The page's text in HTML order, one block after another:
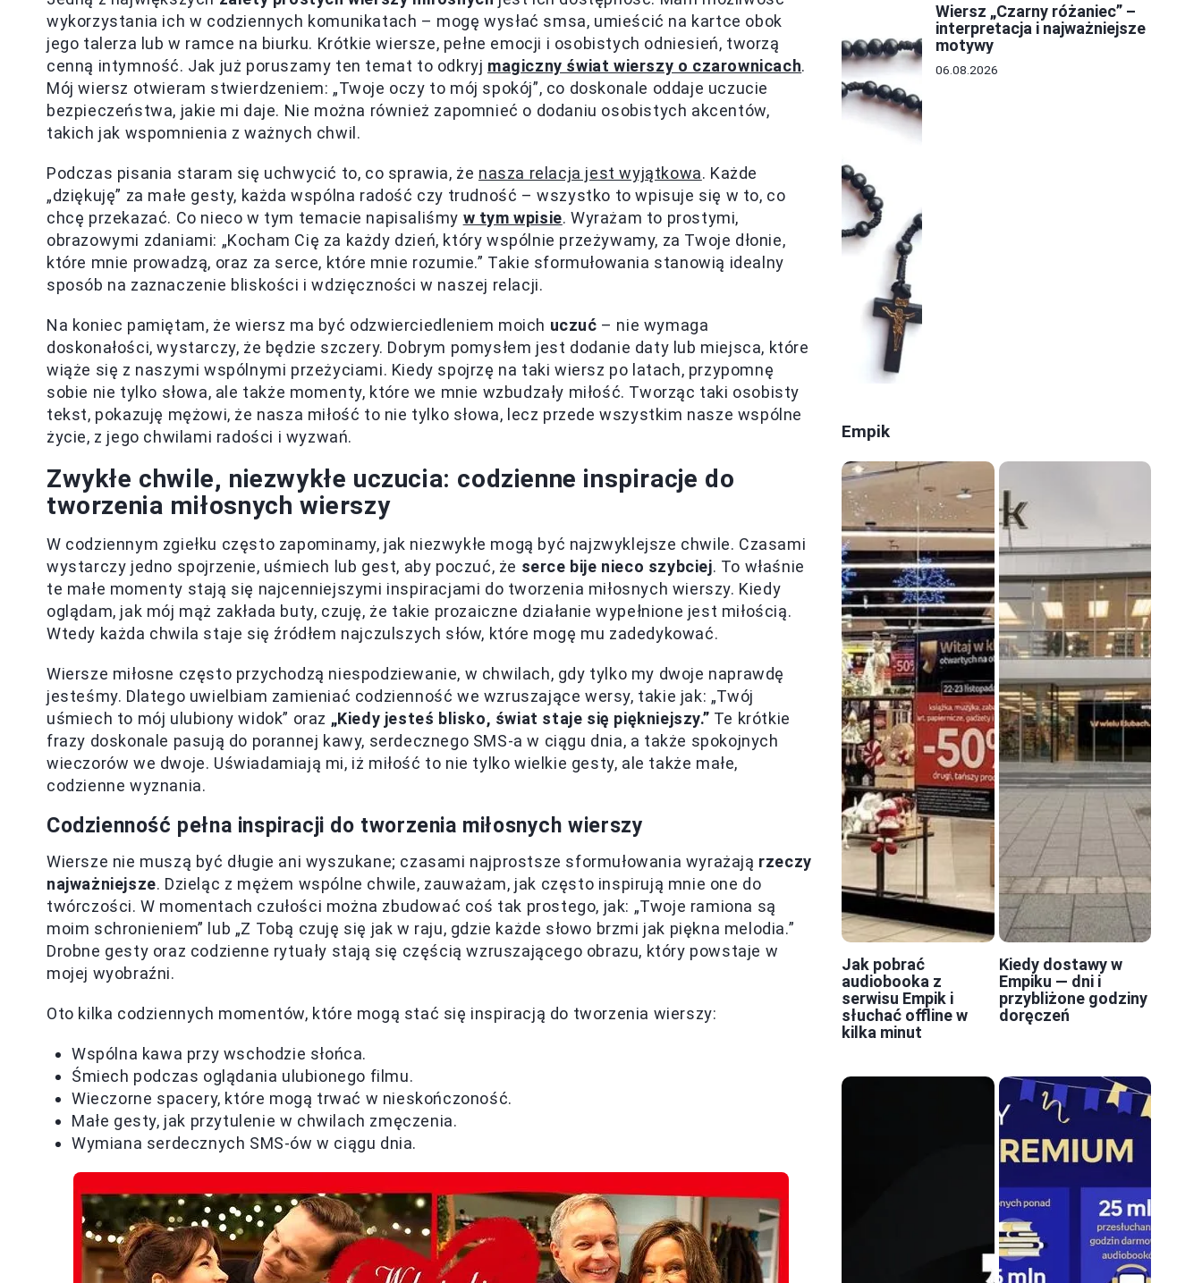
wykorzystania ich w codziennych komunikatach – mogę wysłać smsa, umieścić na kartce obok
jego talerza lub w ramce na biurku. Krótkie wiersze, pełne emocji i osobistych odniesień, tworzą
cenną intymność. Jak już poruszamy ten temat to odkryj magiczny świat wierszy o czarownicach.
Mój wiersz otwieram stwierdzeniem: „Twoje oczy to mój spokój”, co doskonale oddaje uczucie
bezpieczeństwa, jakie mi daje. Nie można również zapomnieć o dodaniu osobistych akcentów,
takich jak wspomnienia z ważnych chwil.
Podczas pisania staram się uchwycić to, co sprawia, że nasza relacja jest wyjątkowa. Każde
„dziękuję” za małe gesty, każda wspólna radość czy trudność – wszystko to wpisuje się w to, co
chcę przekazać. Co nieco w tym temacie napisaliśmy w tym wpisie. Wyrażam to prostymi,
obrazowymi zdaniami: „Kocham Cię za każdy dzień, który wspólnie przeżywamy, za Twoje dłonie,
które mnie prowadzą, oraz za serce, które mnie rozumie.” Takie sformułowania stanowią idealny
sposób na zaznaczenie bliskości i wdzięczności w naszej relacji.
Na koniec pamiętam, że wiersz ma być odzwierciedleniem moich uczuć – nie wymaga
doskonałości, wystarczy, że będzie szczery. Dobrym pomysłem jest dodanie daty lub miejsca, które
wiąże się z naszymi wspólnymi przeżyciami. Kiedy spojrzę na taki wiersz po latach, przypomnę
sobie nie tylko słowa, ale także momenty, które we mnie wzbudzały miłość. Tworząc taki osobisty
tekst, pokazuję mężowi, że nasza miłość to nie tylko słowa, lecz przede wszystkim nasze wspólne
życie, z jego chwilami radości i wyzwań.
Zwykłe chwile, niezwykłe uczucia: codzienne inspiracje do
tworzenia miłosnych wierszy
W codziennym zgiełku często zapominamy, jak niezwykłe mogą być najzwyklejsze chwile. Czasami
wystarczy jedno spojrzenie, uśmiech lub gest, aby poczuć, że serce bije nieco szybciej. To właśnie
te małe momenty stają się najcenniejszymi inspiracjami do tworzenia miłosnych wierszy. Kiedy
oglądam, jak mój mąż zakłada buty, czuję, że takie prozaiczne działanie wypełnione jest miłością.
Wtedy każda chwila staje się źródłem najczulszych słów, które mogę mu zadedykować.
Wiersze miłosne często przychodzą niespodziewanie, w chwilach, gdy tylko my dwoje naprawdę
jesteśmy. Dlatego uwielbiam zamieniać codzienność we wzruszające wersy, takie jak: „Twój
uśmiech to mój ulubiony widok” oraz „Kiedy jesteś blisko, świat staje się piękniejszy.” Te krótkie
frazy doskonale pasują do porannej kawy, serdecznego SMS-a w ciągu dnia, a także spokojnych
wieczorów we dwoje. Uświadamiają mi, iż miłość to nie tylko wielkie gesty, ale także małe,
codzienne wyznania.
Codzienność pełna inspiracji do tworzenia miłosnych wierszy
Wiersze nie muszą być długie ani wyszukane; czasami najprostsze sformułowania wyrażają rzeczy
najważniejsze. Dzieląc z mężem wspólne chwile, zauważam, jak często inspirują mnie one do
twórczości. W momentach czułości można zbudować coś tak prostego, jak: „Twoje ramiona są
moim schronieniem” lub „Z Tobą czuję się jak w raju, gdzie każde słowo brzmi jak piękna melodia.”
Drobne gesty oraz codzienne rytuały stają się częścią wzruszającego obrazu, który powstaje w
mojej wyobraźni.
Oto kilka codziennych momentów, które mogą stać się inspiracją do tworzenia wierszy:
Wspólna kawa przy wschodzie słońca.
Śmiech podczas oglądania ulubionego filmu.
Wieczorne spacery, które mogą trwać w nieskończoność.
Małe gesty, jak przytulenie w chwilach zmęczenia.
Wymiana serdecznych SMS-ów w ciągu dnia.
Wiersz „Czarny różaniec” –
interpretacja i najważniejsze
motywy
06.08.2026
Empik
Jak pobrać
audiobooka z
serwisu Empik i
słuchać offline w
kilka minut
Kiedy dostawy w
Empiku — dni i
przybliżone godziny
doręczeń